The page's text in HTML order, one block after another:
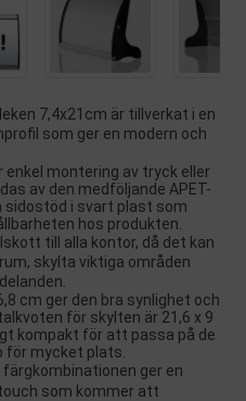
7,4x21cm är tillverkat i en
som ger en modern och
enkel montering av tryck eller
av den medföljande APET-
sidostöd i svart plast som
hos produkten.
till alla kontor, då det kan
skylta viktiga områden
cm ger den bra synlighet och
för skylten är 21,6 x 9
kompakt för att passa på de
för mycket plats.
ger en
som kommer att